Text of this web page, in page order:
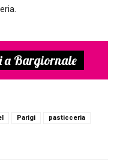
a Bargiornale
Parigi
pasticceria